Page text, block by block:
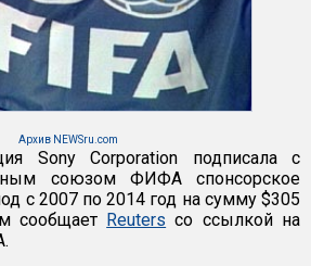
Архив NEWSru.com
Sony Corporation подписала с
союзом ФИФА спонсорское
с 2007 по 2014 год на сумму $305
сообщает Reuters со ссылкой на